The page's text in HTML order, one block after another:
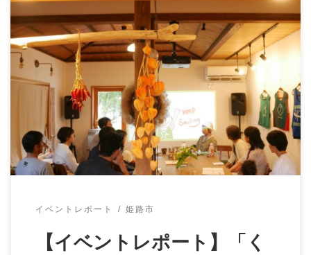
てくてくひめじさんの「かきくけコラム」更新されまし
た！ くらしとしごと#11「農家＝フリーランサー!!」
ぜひお読みください！ […]
イベントレポート 姫路市
【イベントレポート】「く